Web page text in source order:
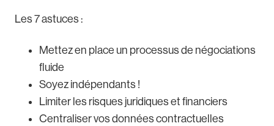
Les 7 astuces :
Mettez en place un processus de négociations
fluide
Soyez indépendants !
Limiter les risques juridiques et financiers
Centraliser vos données contractuelles